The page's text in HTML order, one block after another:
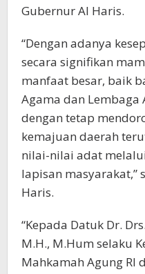
Gubernur Al Haris.
“Dengan adanya
secara signifikan
manfaat besar, baik
Agama dan Lembaga
dengan tetap
kemajuan daerah
nilai-nilai adat
lapisan masyarakat,”
Haris.
“Kepada Datuk Dr.
M.H., M.Hum selaku
Mahkamah Agung RI